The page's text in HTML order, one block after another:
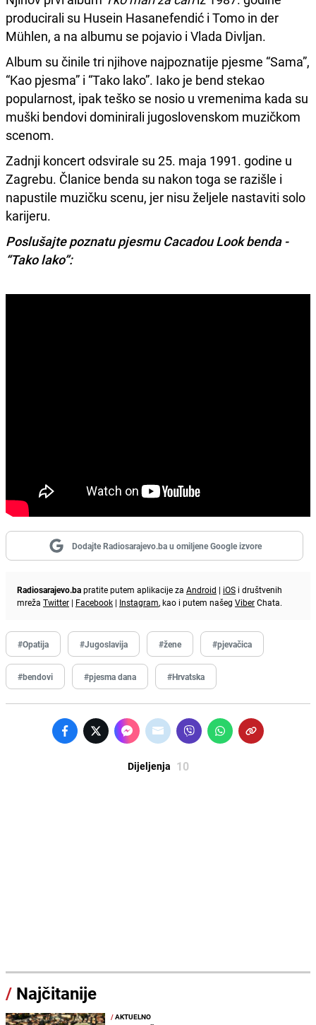
producirali su Husein Hasanefendić i Tomo in der
Mühlen, a na albumu se pojavio i Vlada Divljan.
Album su činile tri njihove najpoznatije pjesme “Sama”,
“Kao pjesma” i “Tako lako”. Iako je bend stekao
popularnost, ipak teško se nosio u vremenima kada su
muški bendovi dominirali jugoslovenskom muzičkom
scenom.
Zadnji koncert odsvirale su 25. maja 1991. godine u
Zagrebu. Članice benda su nakon toga se razišle i
napustile muzičku scenu, jer nisu željele nastaviti solo
karijeru.
Poslušajte poznatu pjesmu Cacadou Look benda -
“Tako lako”:
Dodajte Radiosarajevo.ba u omiljene Google izvore
Radiosarajevo.bapratite putem aplikacije za Android | iOS i društvenih
mreža Twitter | Facebook | Instagram, kao i putem našeg ViberChata.
#Opatija #Jugoslavija #žene #pjevačica
#bendovi #pjesma dana #Hrvatska
Dijeljenja 10
/ Najčitanije
/AKTUELNO